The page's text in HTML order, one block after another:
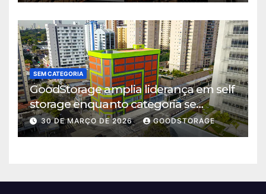
SEM CATEGORIA
GoodStorage amplia liderança em self
storage enquanto categoria se
consolida em São Paulo
30 DE MARÇO DE 2026 GOODSTORAGE